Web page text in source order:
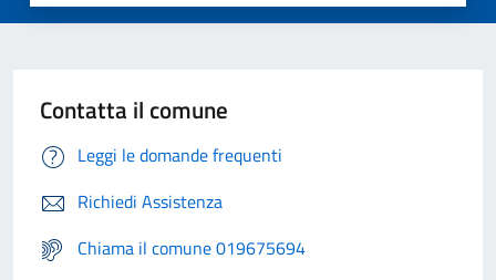
Contatta il comune
Leggi le domande frequenti
Richiedi Assistenza
Chiama il comune 019675694